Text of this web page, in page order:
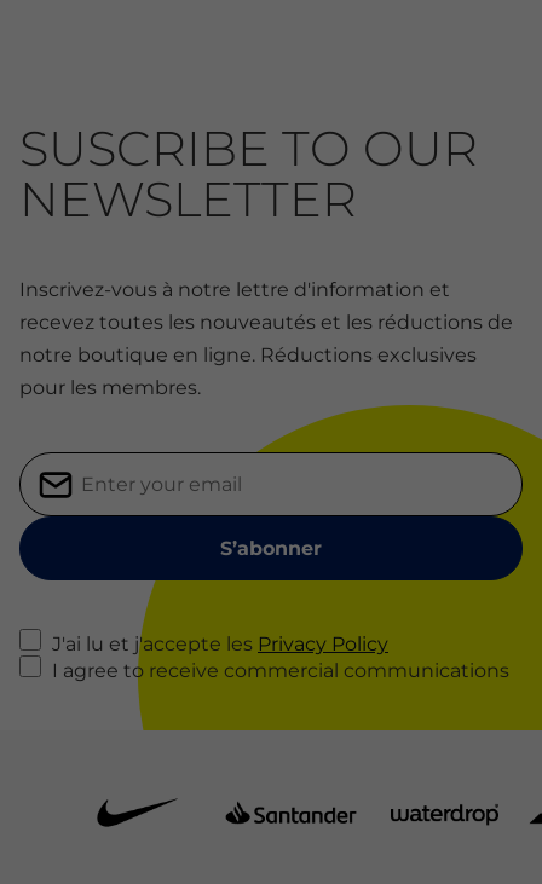
SUSCRIBE TO OUR
NEWSLETTER
Inscrivez-vous à notre lettre d'information et
recevez toutes les nouveautés et les réductions de
notre boutique en ligne. Réductions exclusives
pour les membres.
J'ai lu et j'accepte les Privacy Policy
I agree to receive commercial communications